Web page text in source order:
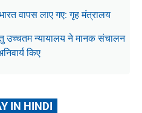
वापस लाए गए: गृह मंत्रालय
उच्चतम न्यायालय ने मानक संचालन
किए
IN HINDI